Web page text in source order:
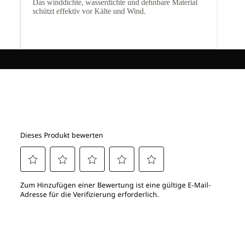
Das winddichte, wasserdichte und dehnbare Material
schützt effektiv vor Kälte und Wind.